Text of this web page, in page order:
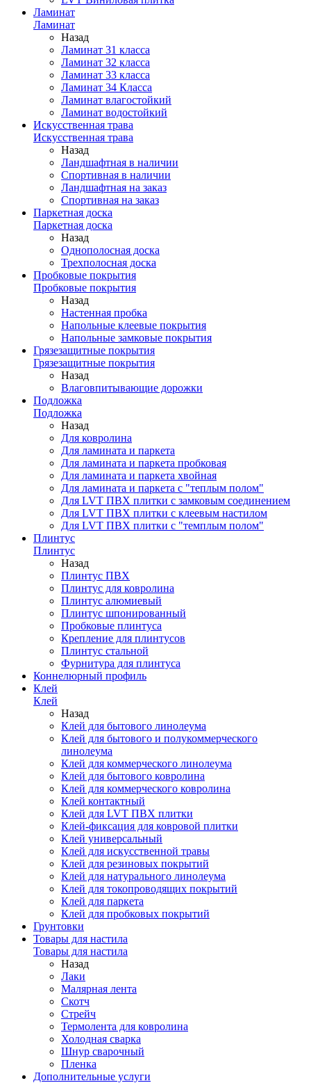
Ламинат
Ламинат
Назад
Ламинат 31 класса
Ламинат 32 класса
Ламинат 33 класса
Ламинат 34 Класса
Ламинат влагостойкий
Ламинат водостойкий
Искусственная трава
Искусственная трава
Назад
Ландшафтная в наличии
Спортивная в наличии
Ландшафтная на заказ
Спортивная на заказ
Паркетная доска
Паркетная доска
Назад
Однополосная доска
Трехполосная доска
Пробковые покрытия
Пробковые покрытия
Назад
Настенная пробка
Напольные клеевые покрытия
Напольные замковые покрытия
Грязезащитные покрытия
Грязезащитные покрытия
Назад
Влаговпитывающие дорожки
Подложка
Подложка
Назад
Для ковролина
Для ламината и паркета
Для ламината и паркета пробковая
Для ламината и паркета хвойная
Для ламината и паркета с "теплым полом"
Для LVT ПВХ плитки с замковым соединением
Для LVT ПВХ плитки с клеевым настилом
Для LVT ПВХ плитки с "темплым полом"
Плинтус
Плинтус
Назад
Плинтус ПВХ
Плинтус для ковролина
Плинтус алюмиевый
Плинтус шпонированный
Пробковые плинтуса
Крепление для плинтусов
Плинтус стальной
Фурнитура для плинтуса
Коннелюрный профиль
Клей
Клей
Назад
Клей для бытового линолеума
Клей для бытового и полукоммерческого
линолеума
Клей для коммерческого линолеума
Клей для бытового ковролина
Клей для коммерческого ковролина
Клей контактный
Клей для LVT ПВХ плитки
Клей-фиксация для ковровой плитки
Клей универсальный
Клей для искусственной травы
Клей для резиновых покрытий
Клей для натурального линолеума
Клей для токопроводящих покрытий
Клей для паркета
Клей для пробковых покрытий
Грунтовки
Товары для настила
Товары для настила
Назад
Лаки
Малярная лента
Скотч
Стрейч
Термолента для ковролина
Холодная сварка
Шнур сварочный
Пленка
Дополнительные услуги